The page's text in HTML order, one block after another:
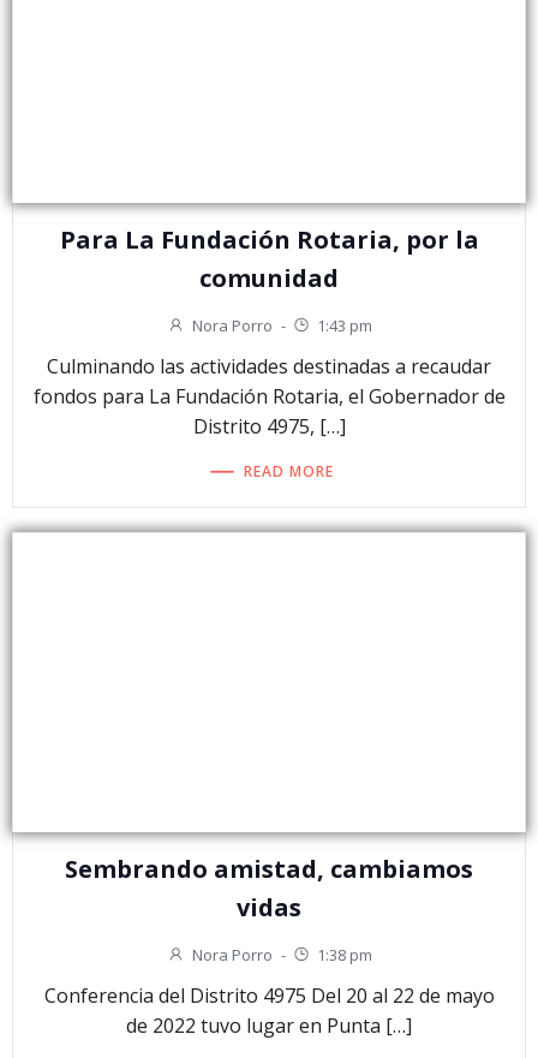
Para La Fundación Rotaria, por la
comunidad
Nora Porro - 1:43 pm
Culminando las actividades destinadas a recaudar
fondos para La Fundación Rotaria, el Gobernador de
Distrito 4975, […]
READ MORE
Sembrando amistad, cambiamos
vidas
Nora Porro - 1:38 pm
Conferencia del Distrito 4975 Del 20 al 22 de mayo
de 2022 tuvo lugar en Punta […]